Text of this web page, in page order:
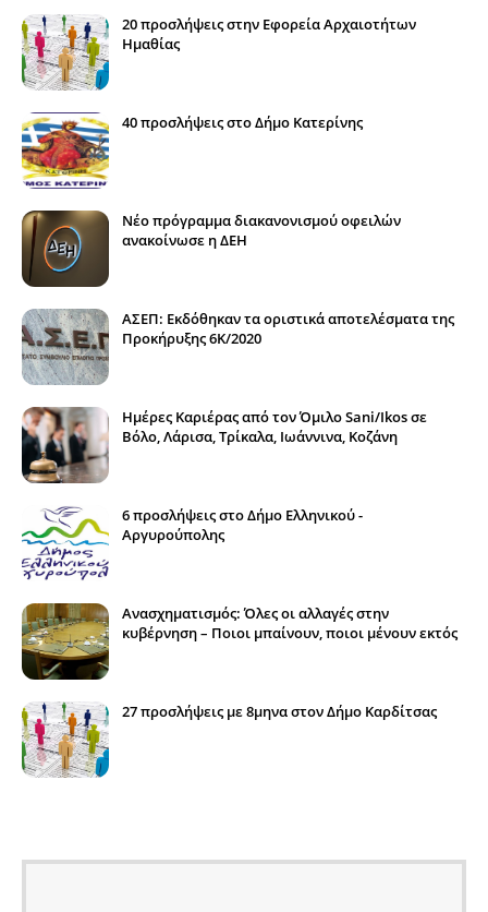
20 προσλήψεις στην Εφορεία Αρχαιοτήτων
Ημαθίας
40 προσλήψεις στο Δήμο Κατερίνης
Νέο πρόγραμμα διακανονισμού οφειλών
ανακοίνωσε η ΔΕΗ
ΑΣΕΠ: Εκδόθηκαν τα οριστικά αποτελέσματα της
Προκήρυξης 6Κ/2020
Ημέρες Καριέρας από τον Όμιλο Sani/Ikos σε
Βόλο, Λάρισα, Τρίκαλα, Ιωάννινα, Κοζάνη
6 προσλήψεις στο Δήμο Ελληνικού -
Αργυρούπολης
Ανασχηματισμός: Όλες οι αλλαγές στην
κυβέρνηση – Ποιοι μπαίνουν, ποιοι μένουν εκτός
27 προσλήψεις με 8μηνα στον Δήμο Καρδίτσας